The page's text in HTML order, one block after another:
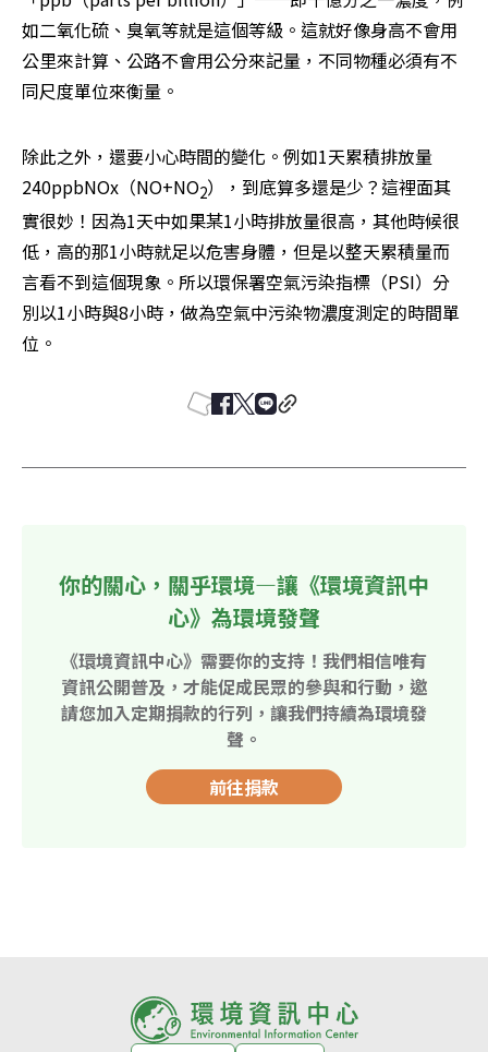
如二氧化硫、臭氧等就是這個等級。這就好像身高不會用
公里來計算、公路不會用公分來記量，不同物種必須有不
同尺度單位來衡量。
除此之外，還要小心時間的變化。例如1天累積排放量
240ppbNOx（NO+NO2），到底算多還是少？這裡面其
實很妙！因為1天中如果某1小時排放量很高，其他時候很
低，高的那1小時就足以危害身體，但是以整天累積量而
言看不到這個現象。所以環保署空氣污染指標（PSI）分
別以1小時與8小時，做為空氣中污染物濃度測定的時間單
位。
你的關心，關乎環境—讓《環境資訊中
心》為環境發聲
《環境資訊中心》需要你的支持！我們相信唯有
資訊公開普及，才能促成民眾的參與和行動，邀
請您加入定期捐款的行列，讓我們持續為環境發
聲。
前往捐款